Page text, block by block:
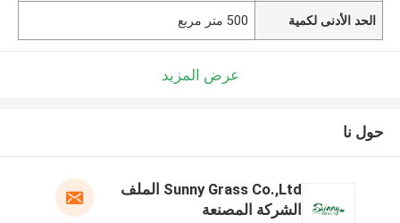
الحد الأدنى لكمية 500 متر مربع
عرض المزيد
حول نا
Sunny Grass Co.,Ltd الملف
الشركة المصنعة